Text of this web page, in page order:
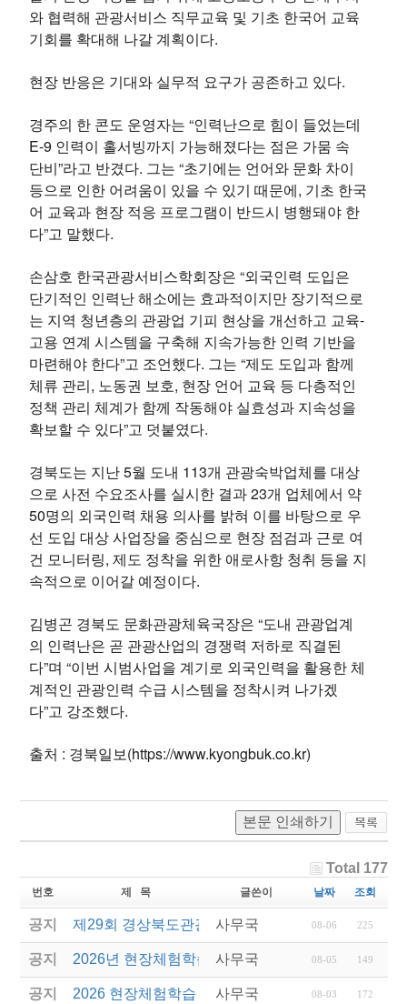
와 협력해 관광서비스 직무교육 및 기초 한국어 교육
기회를 확대해 나갈 계획이다.
현장 반응은 기대와 실무적 요구가 공존하고 있다.
경주의 한 콘도 운영자는 “인력난으로 힘이 들었는데
E-9 인력이 홀서빙까지 가능해졌다는 점은 가뭄 속
단비”라고 반겼다. 그는 “초기에는 언어와 문화 차이
등으로 인한 어려움이 있을 수 있기 때문에, 기초 한국
어 교육과 현장 적응 프로그램이 반드시 병행돼야 한
다”고 말했다.
손삼호 한국관광서비스학회장은 “외국인력 도입은
단기적인 인력난 해소에는 효과적이지만 장기적으로
는 지역 청년층의 관광업 기피 현상을 개선하고 교육-
고용 연계 시스템을 구축해 지속가능한 인력 기반을
마련해야 한다”고 조언했다. 그는 “제도 도입과 함께
체류 관리, 노동권 보호, 현장 언어 교육 등 다층적인
정책 관리 체계가 함께 작동해야 실효성과 지속성을
확보할 수 있다”고 덧붙였다.
경북도는 지난 5월 도내 113개 관광숙박업체를 대상
으로 사전 수요조사를 실시한 결과 23개 업체에서 약
50명의 외국인력 채용 의사를 밝혀 이를 바탕으로 우
선 도입 대상 사업장을 중심으로 현장 점검과 근로 여
건 모니터링, 제도 정착을 위한 애로사항 청취 등을 지
속적으로 이어갈 예정이다.
김병곤 경북도 문화관광체육국장은 “도내 관광업계
의 인력난은 곧 관광산업의 경쟁력 저하로 직결된
다”며 “이번 시범사업을 계기로 외국인력을 활용한 체
계적인 관광인력 수급 시스템을 정착시켜 나가겠
다”고 강조했다.
출처 : 경북일보(https://www.kyongbuk.co.kr)
본문 인쇄하기
Total 177
번호 제 목 글쓴이 날짜 조회
공지 제29회 경상북도관광기념품공모전 결과발표
사무국 08-06 225
공지 2026년 현장체험학습 안전과정(신규.재강습) 교육
사무국 08-05 149
공지 2026 현장체험학습 안전과정 교육(신규. 재강습)
사무국 08-03 172